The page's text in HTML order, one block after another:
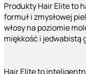
Produkty Hair Elite to
formuł i zmysłowej
włosy na poziomie
miękkość i jedwabistą
Hair Elite to